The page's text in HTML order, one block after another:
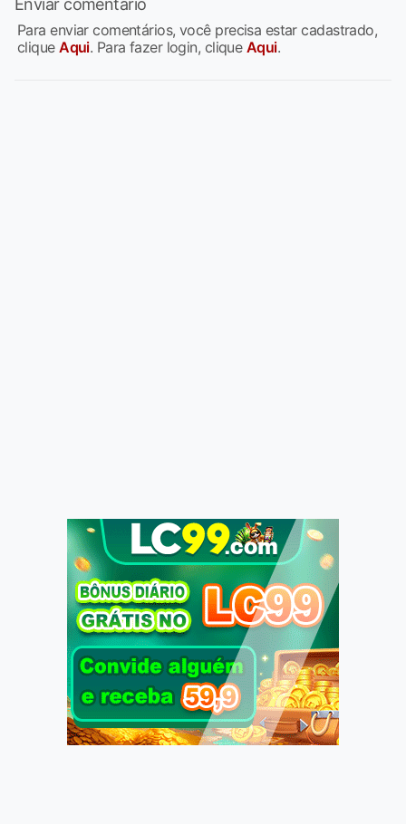
Enviar comentário
Para enviar comentários, você precisa estar cadastrado,
cliqueAqui. Para fazer login, clique Aqui.